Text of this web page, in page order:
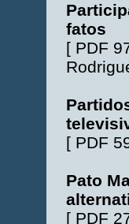
fatos
[ PDF
[ PDF
Pato
[ PDF